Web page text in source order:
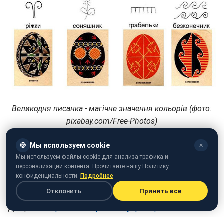
Великодня писанка - магічне значення кольорів (фото:
pixabay.com/Free-Photos)
Нагадаємо, що ранішеЗеленський зворушливо
привітав українців з Великоднем.
Також ми писали, щоЛеся Нікітюк потішила мережу
відео з великодньої служби.
До цього
🍪 Мы используем cookie ✕
Мы используем файлы cookie для анализа трафика и
персонализации контента. Прочитайте нашу Политику
конфиденциальности. Подробнее
Отклонить Принять все